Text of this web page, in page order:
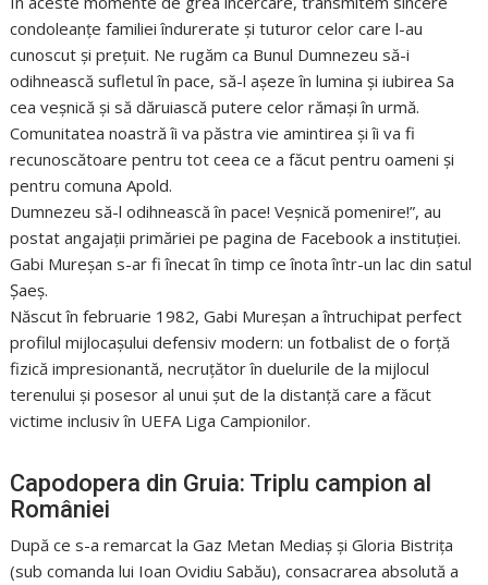
condoleanțe familiei îndurerate și tuturor celor care l-au
cunoscut și prețuit. Ne rugăm ca Bunul Dumnezeu să-i
odihnească sufletul în pace, să-l așeze în lumina și iubirea Sa
cea veșnică și să dăruiască putere celor rămași în urmă.
Comunitatea noastră îi va păstra vie amintirea și îi va fi
recunoscătoare pentru tot ceea ce a făcut pentru oameni și
pentru comuna Apold.
Dumnezeu să-l odihnească în pace! Veșnică pomenire!”, au
postat angajații primăriei pe pagina de Facebook a instituției.
Gabi Mureșan s-ar fi înecat în timp ce înota într-un lac din satul
Șaeș.
Născut în februarie 1982, Gabi Mureșan a întruchipat perfect
profilul mijlocașului defensiv modern: un fotbalist de o forță
fizică impresionantă, necruțător în duelurile de la mijlocul
terenului și posesor al unui șut de la distanță care a făcut
victime inclusiv în UEFA Liga Campionilor.
Capodopera din Gruia: Triplu campion al
României
După ce s-a remarcat la Gaz Metan Mediaș și Gloria Bistrița
(sub comanda lui Ioan Ovidiu Sabău), consacrarea absolută a